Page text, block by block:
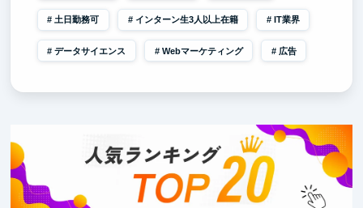
土日勤務可 インターン生3人以上在籍 IT業界
データサイエンス Webマーケティング 広告